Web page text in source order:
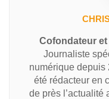
Cofondateur
Journaliste
numérique depuis
été rédacteur en
de près l’actualité